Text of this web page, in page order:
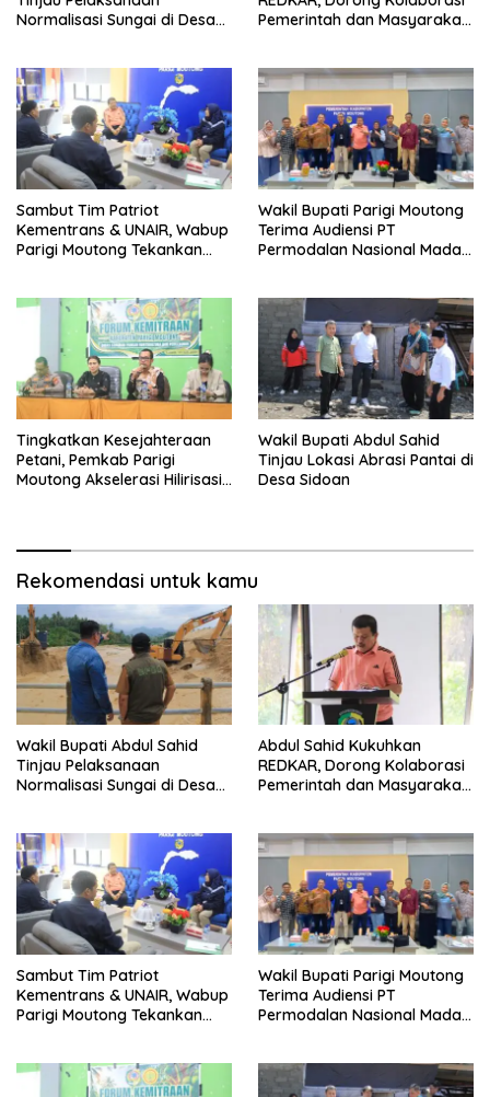
Normalisasi Sungai di Desa
Pemerintah dan Masyarakat
Sambut Tim Patriot
Kementrans & UNAIR, Wabup
Parigi Moutong Tekankan
Daerah
Wakil Bupati Parigi Moutong
Terima Audiensi PT
Permodalan Nasional Madani
Tingkatkan Kesejahteraan
Petani, Pemkab Parigi
Moutong Akselerasi Hilirisasi
Wakil Bupati Abdul Sahid
Tinjau Lokasi Abrasi Pantai di
Desa Sidoan
Rekomendasi untuk kamu
Wakil Bupati Abdul Sahid
Tinjau Pelaksanaan
Normalisasi Sungai di Desa
Abdul Sahid Kukuhkan
REDKAR, Dorong Kolaborasi
Pemerintah dan Masyarakat
Sambut Tim Patriot
Kementrans & UNAIR, Wabup
Parigi Moutong Tekankan
Daerah
Wakil Bupati Parigi Moutong
Terima Audiensi PT
Permodalan Nasional Madani